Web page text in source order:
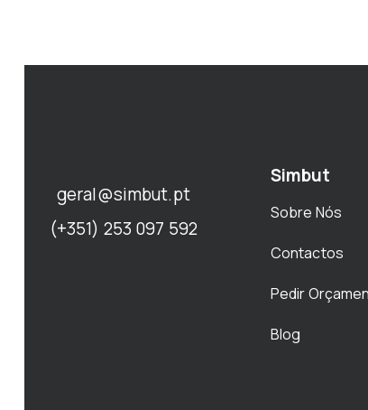
geral@simbut.pt
(+351) 253 097 592
Simbut
Sobre Nós
Contactos
Pedir
Blog